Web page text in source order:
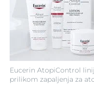
Eucerin AtopiControl
prilikom zapaljenja za